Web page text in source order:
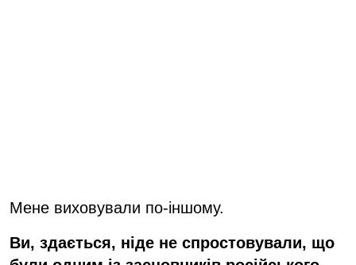
Мене виховували по-іншому.
Ви, здається, ніде не спростовували, що